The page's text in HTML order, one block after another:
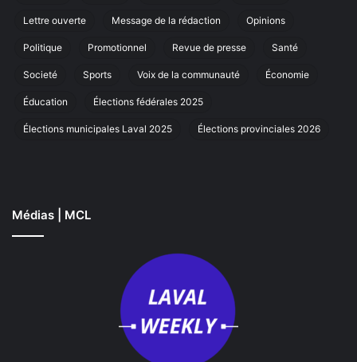
Lettre ouverte Message de la rédaction Opinions
Politique Promotionnel Revue de presse Santé
Societé Sports Voix de la communauté Économie
Éducation Élections fédérales 2025
Élections municipales Laval 2025 Élections provinciales 2026
Médias | MCL